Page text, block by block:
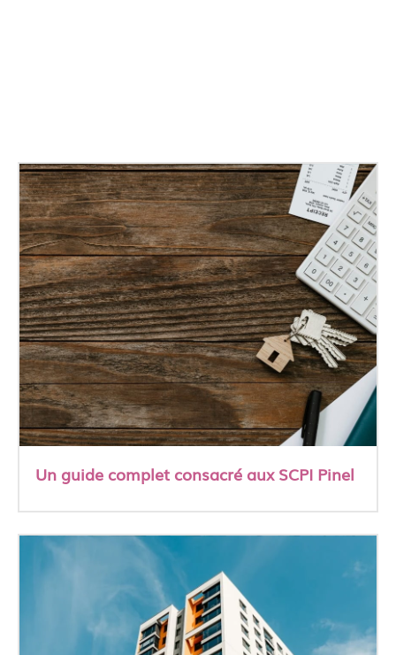
Un guide complet consacré aux SCPI Pinel